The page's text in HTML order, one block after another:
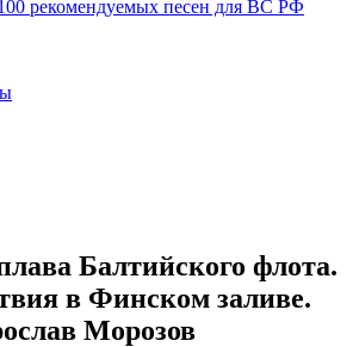
рекомендуемых песен для ВС РФ
Балтийского флота.
в Финском заливе.
Морозов